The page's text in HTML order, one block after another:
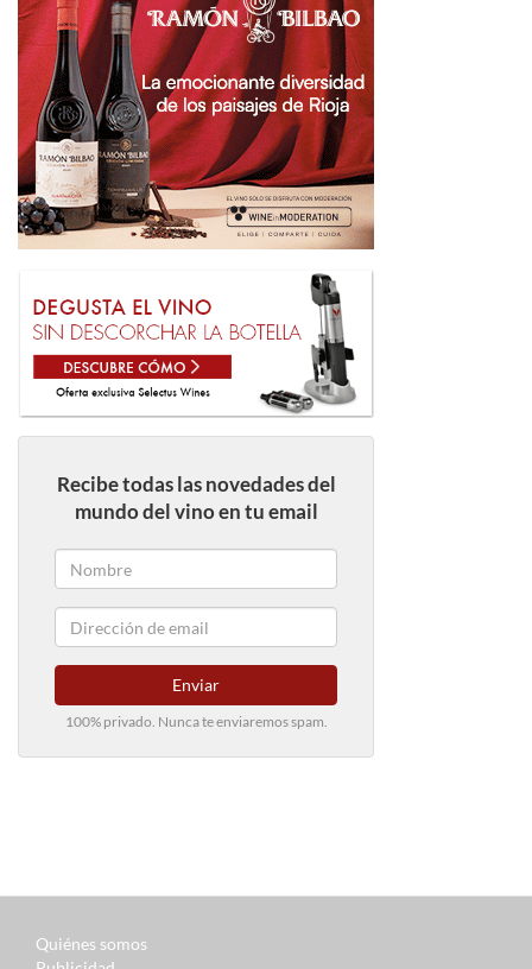
Recibe todas las novedades del
mundo del vino en tu email
Enviar
100% privado. Nunca te enviaremos spam.
Quiénes somos